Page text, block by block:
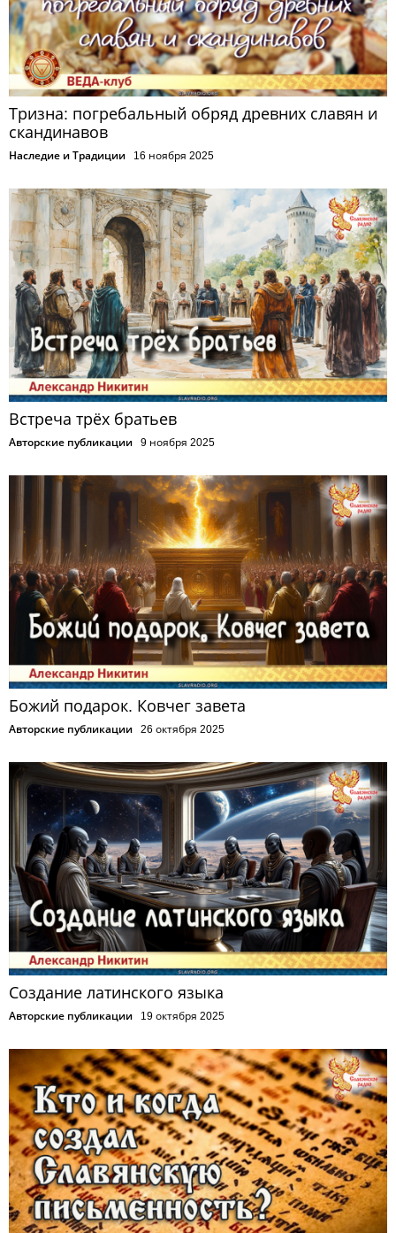
Тризна: погребальный обряд древних славян и
скандинавов
Наследие и Традиции 16 ноября 2025
Встреча трёх братьев
Авторские публикации 9 ноября 2025
Божий подарок. Ковчег завета
Авторские публикации 26 октября 2025
Создание латинского языка
Авторские публикации 19 октября 2025